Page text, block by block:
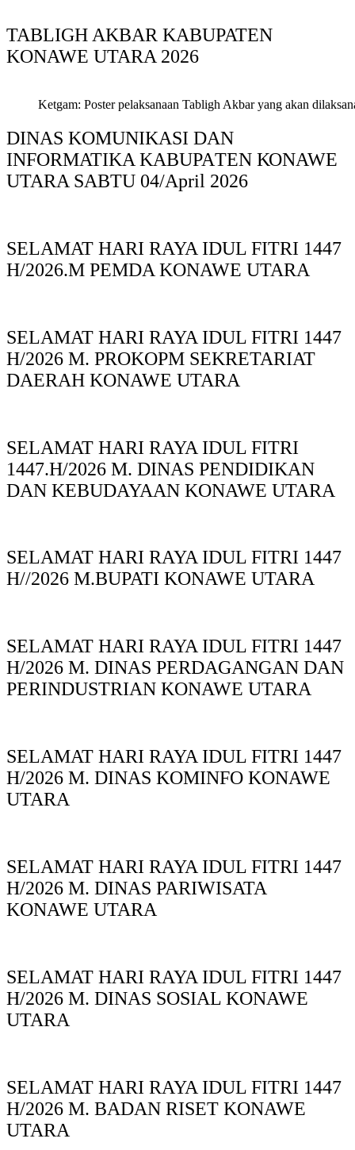
TABLIGH AKBAR KABUPATEN
KONAWE UTARA 2026
Ketgam: Poster pelaksanaan Tabligh Akbar yang akan
DINAS KOMUNIKASI DAN
INFORMATIKA KABUPAΤΕΝ ΚΟNAWE
UTARA SABTU 04/April 2026
SELAMAT HARI RAYA IDUL FITRI 1447
H/2026.M PEMDA KONAWE UTARA
SELAMAT HARI RAYA IDUL FITRI 1447
H/2026 M. PROKOPM SEKRETARIAT
DAERAH KONAWE UTARA
SELAMAT HARI RAYA IDUL FITRI
1447.H/2026 M. DINAS PENDIDIKAN
DAN KEBUDAYAAN KONAWE UTARA
SELAMAT HARI RAYA IDUL FITRI 1447
H//2026 M.BUPATI KONAWE UTARA
SELAMAT HARI RAYA IDUL FITRI 1447
H/2026 M. DINAS PERDAGANGAN DAN
PERINDUSTRIAN KONAWE UTARA
SELAMAT HARI RAYA IDUL FITRI 1447
H/2026 M. DINAS KOMINFO KONAWE
UTARA
SELAMAT HARI RAYA IDUL FITRI 1447
H/2026 M. DINAS PARIWISATA
KONAWE UTARA
SELAMAT HARI RAYA IDUL FITRI 1447
H/2026 M. DINAS SOSIAL KONAWE
UTARA
SELAMAT HARI RAYA IDUL FITRI 1447
H/2026 M. BADAN RISET KONAWE
UTARA